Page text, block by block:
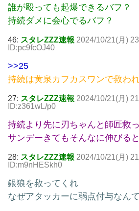
誰が殴っても起爆できるバフ？
持続ダメに会心でるバフ？
46: スタレZZZ速報 2024/10/21(月)
ID:pc9fcOJ40
>>25
持続は黄泉カフカスワンで救わ
27: スタレZZZ速報 2024/10/21(月)
ID:z361wL/p0
持続より先に刃ちゃんと師匠救
サンデーきてもそんなに伸びる
28: スタレZZZ速報 2024/10/21(月)
ID:m9nHESkh0
銀狼を救ってくれ
なぜアタッカーに弱点付与なん